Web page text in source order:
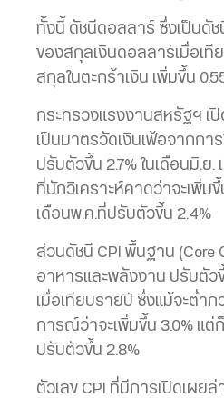
ทั้งนี้ ดัชนีดอลลาร์ ซึ่งเป็นดั
ของสกุลเงินดอลลาร์เมื่อเที
สกุลในตะกร้าเงิน เพิ่มขึ้น
กระทรวงแรงงานสหรัฐฯ เ
เป็นมาตรวัดเงินเฟ้อจากกา
ปรับตัวขึ้น 2.7% ในเดือนมิ.ย
ที่นักวิเคราะห์คาดว่าจะเพิ่มขึ้
เดือนพ.ค.ที่ปรับตัวขึ้น 2.4%
ส่วนดัชนี CPI พื้นฐาน (Core
อาหารและพลังงาน ปรับตัวขึ้
เมื่อเทียบรายปี ซึ่งแม้จะต่ำ
การณ์ว่าจะเพิ่มขึ้น 3.0% แต่
ปรับตัวขึ้น 2.8%
ตัวเลข CPI ที่มีการเปิดเผย